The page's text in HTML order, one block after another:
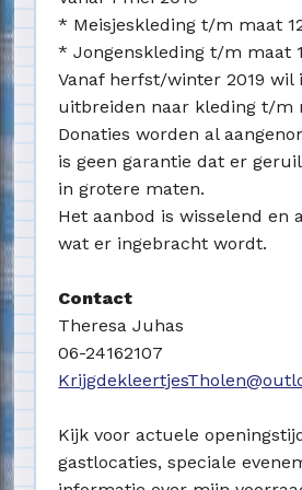
* Meisjeskleding t/m maat
* Jongenskleding t/m maat
Vanaf herfst/winter 2019 wil
uitbreiden naar kleding t/m
Donaties worden al
is geen garantie dat er
in grotere maten.
Het aanbod is wisselend en
wat er ingebracht wordt.
Contact
Theresa Juhas
06-24162107
Kijk voor actuele
gastlocaties, speciale